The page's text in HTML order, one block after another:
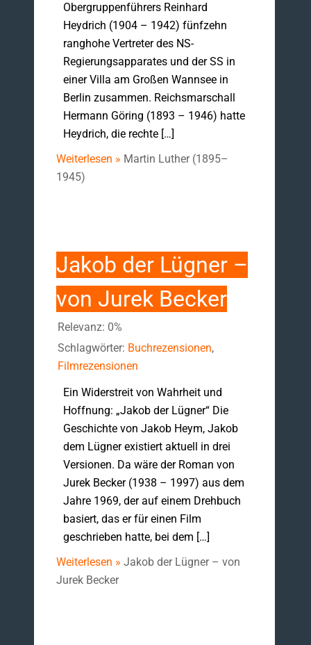
Obergruppenführers Reinhard
Heydrich (1904 – 1942) fünfzehn
ranghohe Vertreter des NS-
Regierungsapparates und der SS in
einer Villa am Großen Wannsee in
Berlin zusammen. Reichsmarschall
Hermann Göring (1893 – 1946) hatte
Heydrich, die rechte […]
Weiterlesen » Martin Luther (1895–
1945)
Jakob der Lügner –
von Jurek Becker
Relevanz: 0%
Schlagwörter: Buchrezensionen,
Filmrezensionen
Ein Widerstreit von Wahrheit und
Hoffnung: „Jakob der Lügner“ Die
Geschichte von Jakob Heym, Jakob
dem Lügner existiert aktuell in drei
Versionen. Da wäre der Roman von
Jurek Becker (1938 – 1997) aus dem
Jahre 1969, der auf einem Drehbuch
basiert, das er für einen Film
geschrieben hatte, bei dem […]
Weiterlesen » Jakob der Lügner – von
Jurek Becker